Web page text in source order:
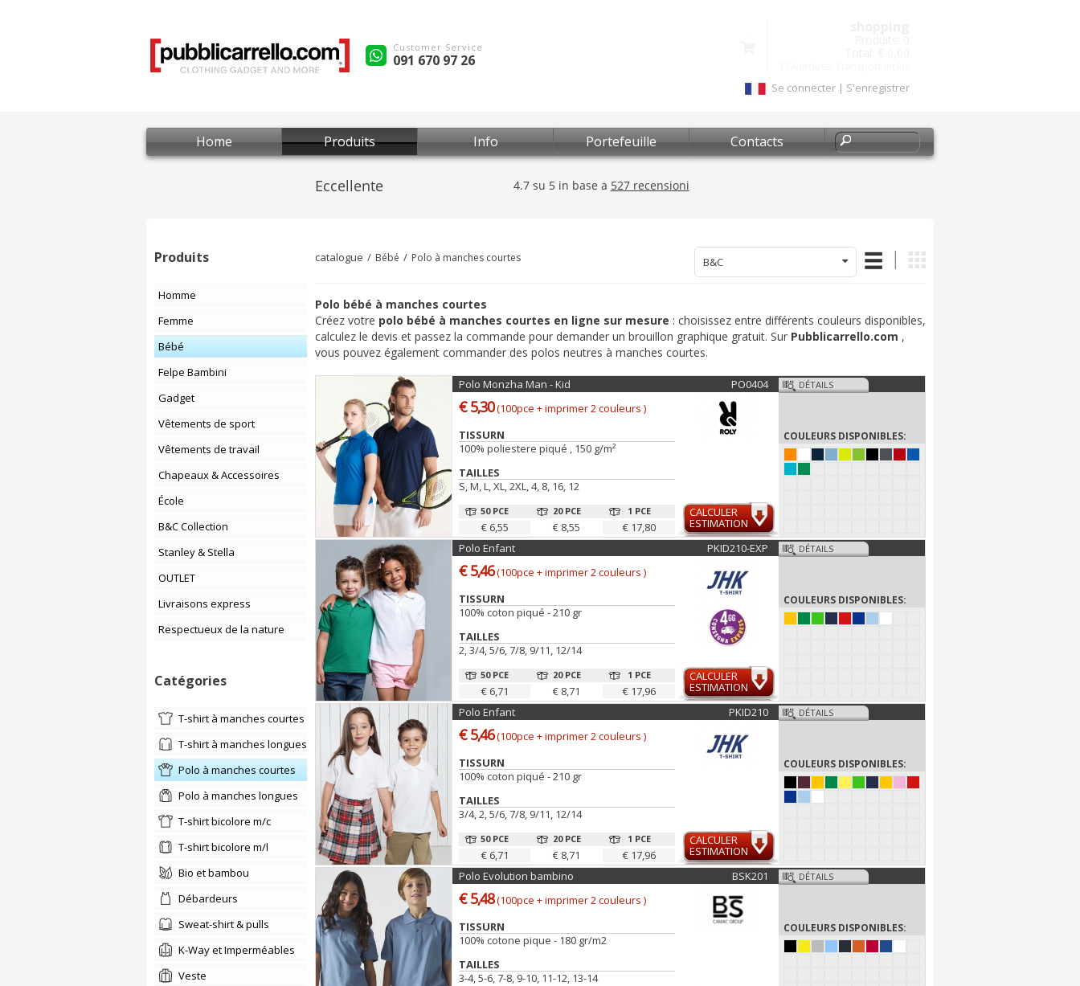
Customer Service
091 670 97 26
Se connecter | S'enregistrer
Home Produits Info Portefeuille Contacts
Produits
Homme
Femme
Bébé
Felpe Bambini
Gadget
Vêtements de sport
Vêtements de travail
Chapeaux & Accessoires
École
B&C Collection
Stanley & Stella
OUTLET
Livraisons express
Respectueux de la nature
Catégories
T-shirt à manches courtes
T-shirt à manches longues
Polo à manches courtes
Polo à manches longues
T-shirt bicolore m/c
T-shirt bicolore m/l
Bio et bambou
Débardeurs
Sweat-shirt & pulls
K-Way et Imperméables
Veste
catalogue Bébé Polo à manches courtes B&C
Polo bébé à manches courtes
Créez votre polo bébé à manches courtes en ligne sur mesure : choisissez entre différents couleurs disponibles,
calculez le devis et passez la commande pour demander un brouillon graphique gratuit. Sur Pubblicarrello.com ,
vous pouvez également commander des polos neutres à manches courtes.
Polo Monzha Man - Kid PO0404
€ 5,30(100pce + imprimer 2 couleurs )
TISSURN
100% poliestere piqué , 150 g/m²
TAILLES
S, M, L, XL, 2XL, 4, 8, 16, 12
50 PCE
€ 6,55
20 PCE
€ 8,55
1 PCE
€ 17,80
CALCULER
ESTIMATION
DÉTAILS
COULEURS DISPONIBLES:
Polo Enfant PKID210-EXP
€ 5,46(100pce + imprimer 2 couleurs )
TISSURN
100% coton piqué - 210 gr
TAILLES
2, 3/4, 5/6, 7/8, 9/11, 12/14
50 PCE
€ 6,71
20 PCE
€ 8,71
1 PCE
€ 17,96
CALCULER
ESTIMATION
DÉTAILS
COULEURS DISPONIBLES:
Polo Enfant PKID210
€ 5,46(100pce + imprimer 2 couleurs )
TISSURN
100% coton piqué - 210 gr
TAILLES
3/4, 2, 5/6, 7/8, 9/11, 12/14
50 PCE
€ 6,71
20 PCE
€ 8,71
1 PCE
€ 17,96
CALCULER
ESTIMATION
DÉTAILS
COULEURS DISPONIBLES:
Polo Evolution bambino BSK201
€ 5,48(100pce + imprimer 2 couleurs )
TISSURN
100% cotone pique - 180 gr/m2
TAILLES
3-4, 5-6, 7-8, 9-10, 11-12, 13-14
DÉTAILS
COULEURS DISPONIBLES: